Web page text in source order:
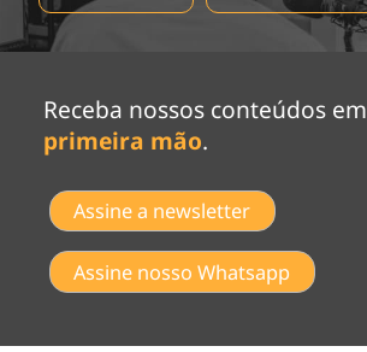
Receba nossos conteúdos em
primeira mão.
Assine a newsletter
Assine nosso Whatsapp